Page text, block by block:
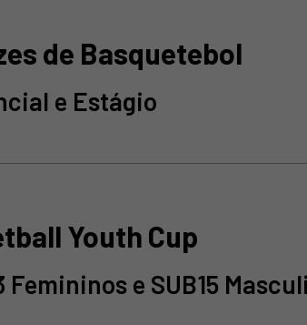
de Basquetebol
e Estágio
Youth Cup
Femininos e SUB15